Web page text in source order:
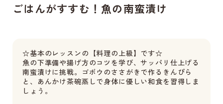
ごはんがすすむ！魚の南蛮漬け
☆基本のレッスンの【料理の上級】です☆
魚の下準備や揚げ方のコツを学び、サッパリ仕上げる
南蛮漬けに挑戦。ゴボウのささがきで作るきんぴら
と、あんかけ茶碗蒸しで身体に優しい和食を習得しま
しょう。